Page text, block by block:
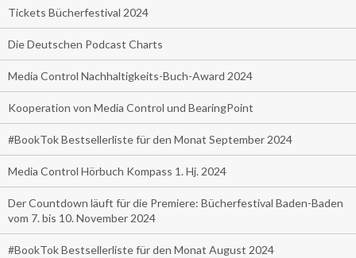
Tickets Bücherfestival 2024
Die Deutschen Podcast Charts
Media Control Nachhaltigkeits-Buch-Award 2024
Kooperation von Media Control und BearingPoint
#BookTok Bestsellerliste für den Monat September 2024
Media Control Hörbuch Kompass 1. Hj. 2024
Der Countdown läuft für die Premiere: Bücherfestival Baden-Baden
vom 7. bis 10. November 2024
#BookTok Bestsellerliste für den Monat August 2024